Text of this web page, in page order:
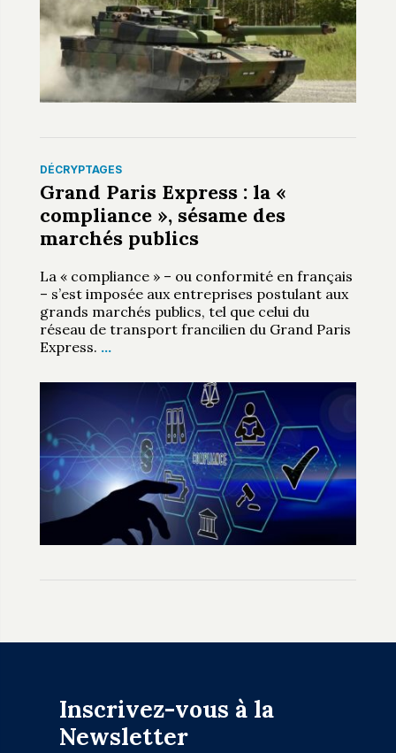
DÉCRYPTAGES
Grand Paris Express : la «
compliance », sésame des
marchés publics
La « compliance » – ou conformité en français
– s’est imposée aux entreprises postulant aux
grands marchés publics, tel que celui du
réseau de transport francilien du Grand Paris
Express. …
Inscrivez-vous à la
Newsletter